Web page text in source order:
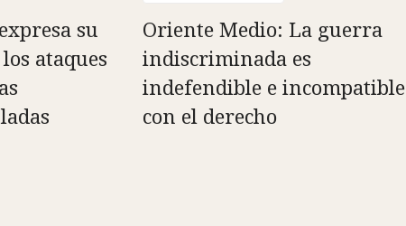
su
ataques
Oriente Medio: La guerra
indiscriminada es
indefendible e incompatible
con el derecho